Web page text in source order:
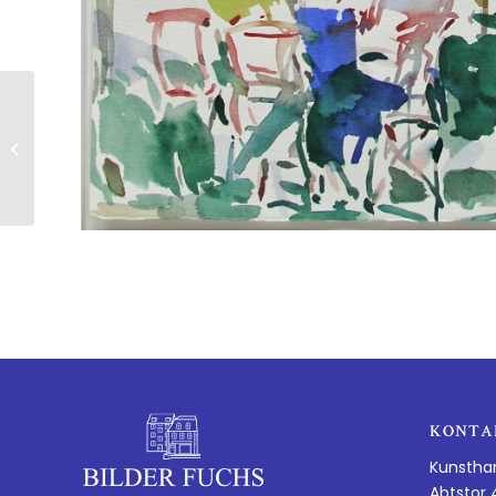
Oskar Koller |
Gestalten mit Schirm